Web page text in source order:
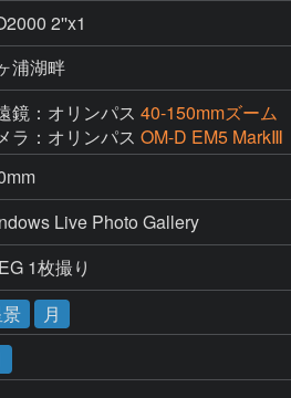
2''x1
浦湖畔
鏡：オリンパス 40-150mmズーム
ラ：オリンパス OM-D EM5 MarkⅢ
Live Photo Gallery
1枚撮り
月